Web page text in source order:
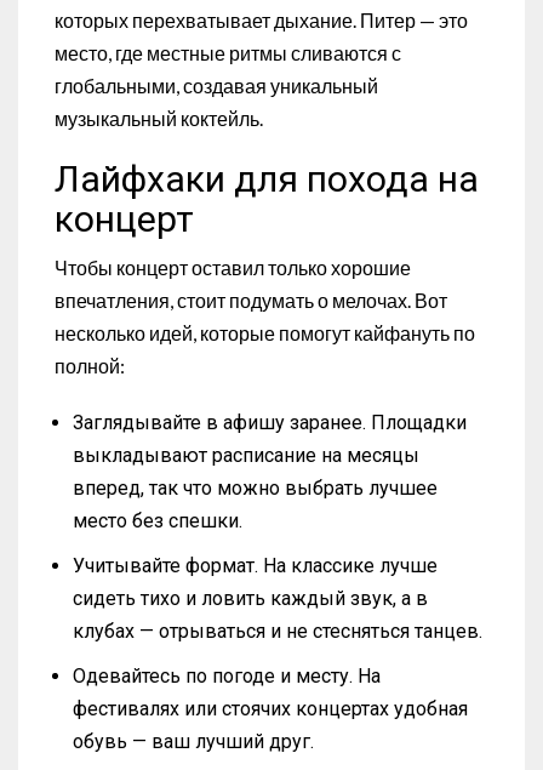
которых перехватывает дыхание. Питер — это
место, где местные ритмы сливаются с
глобальными, создавая уникальный
музыкальный коктейль.
Лайфхаки для похода на
концерт
Чтобы концерт оставил только хорошие
впечатления, стоит подумать о мелочах. Вот
несколько идей, которые помогут кайфануть по
полной:
Заглядывайте в афишу заранее. Площадки
выкладывают расписание на месяцы
вперед, так что можно выбрать лучшее
место без спешки.
Учитывайте формат. На классике лучше
сидеть тихо и ловить каждый звук, а в
клубах — отрываться и не стесняться танцев.
Одевайтесь по погоде и месту. На
фестивалях или стоячих концертах удобная
обувь — ваш лучший друг.